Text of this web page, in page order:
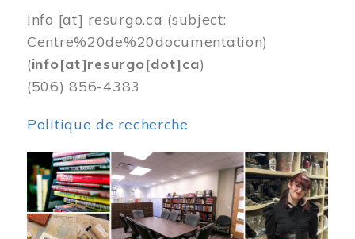
info [at] resurgo.ca (subject:
Centre%20de%20documentation)
(info[at]resurgo[dot]ca)
(506) 856-4383
Politique de recherche
Image